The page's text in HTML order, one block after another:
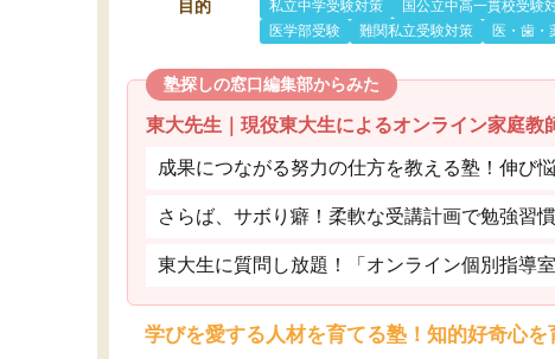
目的 私立中学受験対策 国公立中高一貫校受験
医学部受験
難関私立受験対策 医・歯・
塾探しの窓口編集部からみた
東大先生｜現役東大生によるオンライン家庭教
成果につながる努力の仕方を教える塾！伸び
さらば、サボり癖！柔軟な受講計画で勉強習
東大生に質問し放題！「オンライン個別指導
学びを愛する人材を育てる塾！知的好奇心